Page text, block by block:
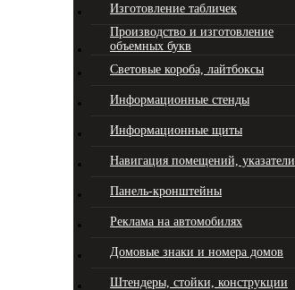
Изготовление табличек
Производство и изготовление
объемных букв
Световые короба, лайтбоксы
Информационные стенды
Информационные щиты
Навигация помещений, указатели
Панель-кронштейны
Реклама на автомобилях
Домовые знаки и номера домов
Штендеры, стойки, конструкции